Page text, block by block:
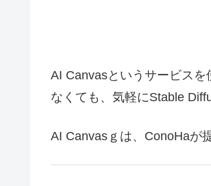
AI Canvasというサービス
なくても、気軽にStable
AI Canvasｇは、ConoHaが